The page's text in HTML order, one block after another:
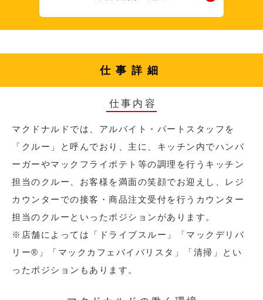
仕事詳細
仕事内容
マクドナルドでは、アルバイト・パートスタッフを
「クルー」と呼んでおり、主に、キッチン内でハンバ
ーガーやマックフライポテト等の調理を行うキッチン
担当のクルー、お客様を満面の笑顔でお迎えし、レジ
カウンターでの接客・商品注文受付を行うカウンター
担当のクルーといったポジションがあります。
※店舗によっては「ドライブスルー」「マックデリバ
リー®︎」「マックカフェバイバリスタ」「清掃」とい
ったポジションもあります。